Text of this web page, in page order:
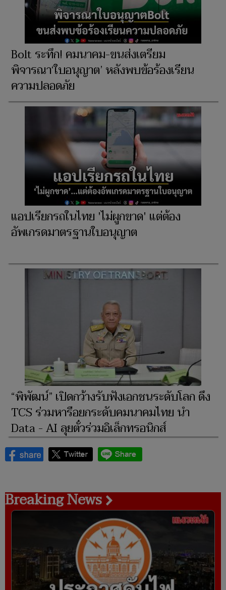
Bolt ระทึก! คมนาคม-ขนส่งเตรียม
พิจารณา‘ใบอนุญาต’ หลังพบข้อร้องเรียน
ความปลอดภัย
แอปเรียกรถในไทย 'ไม่ผูกขาด' แต่ต้อง
อัพเกรดมาตรฐานใบอนุญาต
“พิพัฒน์” เปิดกว้างรับฟังเอกชนระดับโลก ดึง
TCS ร่วมหารือยกระดับคมนาคมไทย นำ
Data - AI ลุยตั๋วร่วมอิเล็กทรอนิกส์
Breaking News